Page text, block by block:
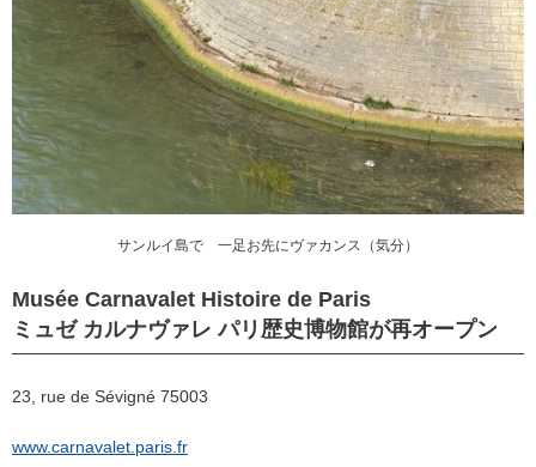
サンルイ島で 一足お先にヴァカンス（気分）
Musée Carnavalet Histoire de Paris
ミュゼ カルナヴァレ パリ歴史博物館が再オープン
23, rue de Sévigné 75003
www.carnavalet.paris.fr